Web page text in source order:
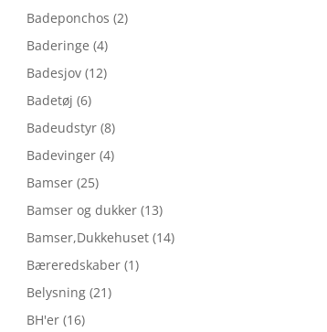
Badeponchos (2)
Baderinge (4)
Badesjov (12)
Badetøj (6)
Badeudstyr (8)
Badevinger (4)
Bamser (25)
Bamser og dukker (13)
Bamser,Dukkehuset (14)
Bæreredskaber (1)
Belysning (21)
BH'er (16)